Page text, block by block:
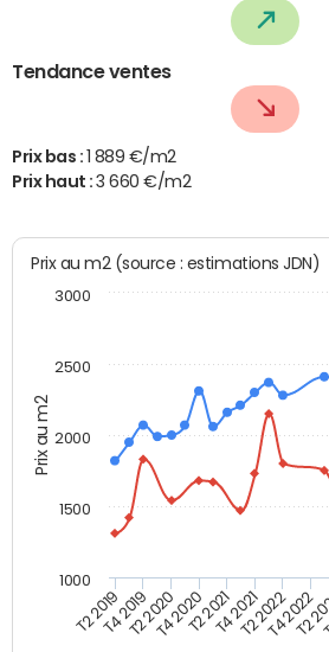
Tendance ventes
Prix bas : 1 889 €/m2
Prix haut :3 660 €/m2
Prix au m2
Prix au m2 (source : estimations JDN)
T2 2019T4 2019T2 2020T4 2020T2 2021T4 2021T2 2022T4 2022
T2
1000
1500
2000
2500
3000